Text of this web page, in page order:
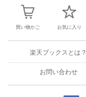
買い物かご お気に入り
楽天ブックスとは？
お問い合わせ